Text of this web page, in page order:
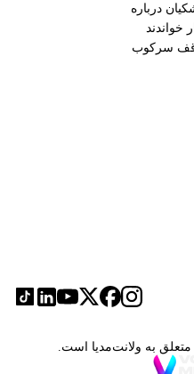
درباره
خواندند
سرکوب
به ولانت‌مدیا است.